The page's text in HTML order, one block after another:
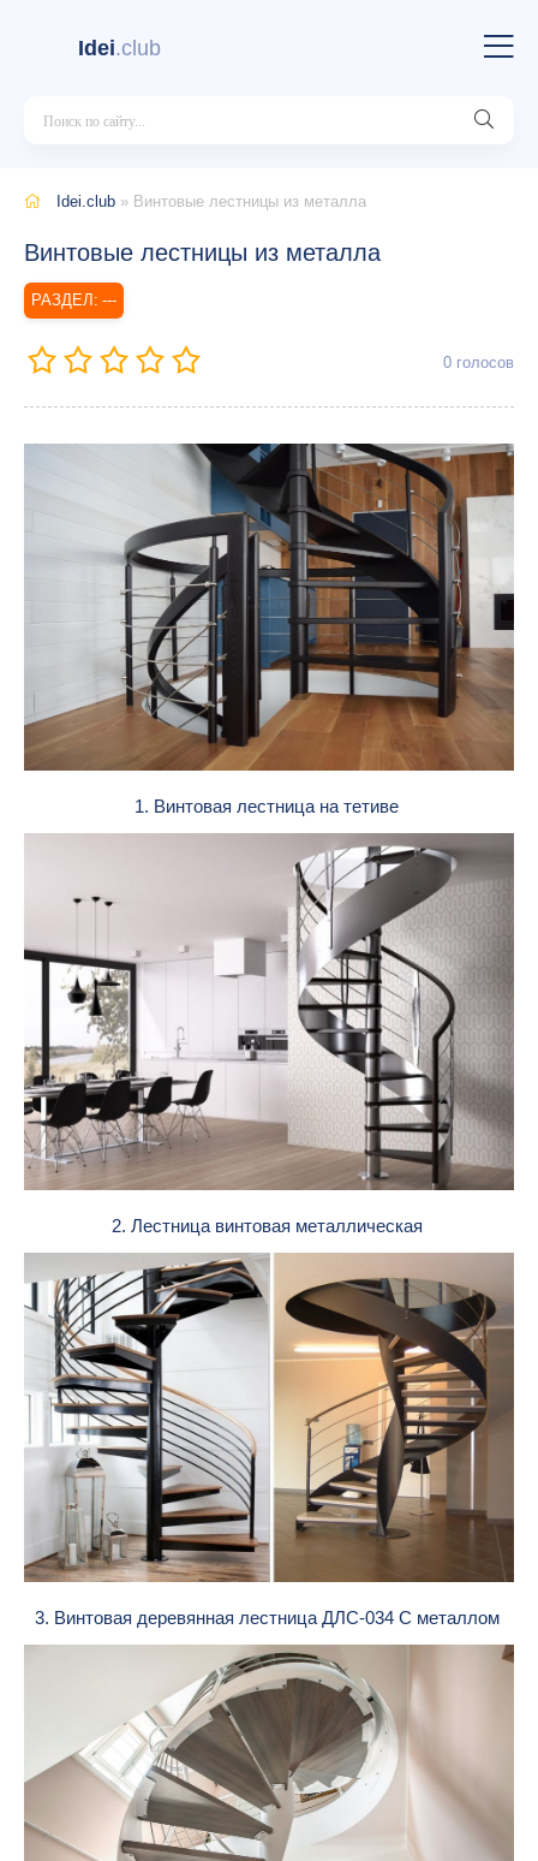
Idei.club
Idei.club » Винтовые лестницы из металла
Винтовые лестницы из металла
---
0 голосов
1. Винтовая лестница на тетиве
2. Лестница винтовая металлическая
3. Винтовая деревянная лестница ДЛС-034 С металлом